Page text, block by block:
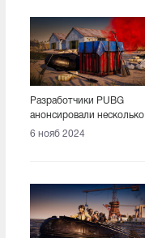
Разработчики PUBG
анонсировали несколько
новых ивентов
6 нояб 2024